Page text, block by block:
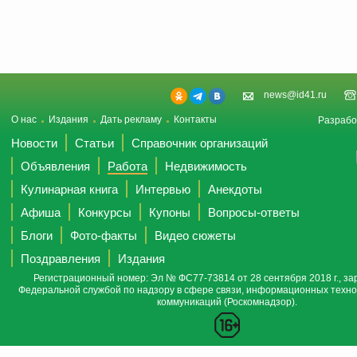
news@id41.ru
О нас Издания Дать рекламу Контакты
Новости Статьи
Справочник организаций
Объявления
Работа
Недвижимость
Кулинарная книга
Интервью
Анекдоты
Афиша
Конкурсы Купоны
Вопросы-ответы
Блоги
Фото-факты
Видео сюжеты
Поздравления
Издания
Регистрационный номер: Эл № ФС77-73814 от 28 сентября 2018 г.,
Федеральной службой по надзору в сфере связи, информационных
коммуникаций (Роскомнадзор).